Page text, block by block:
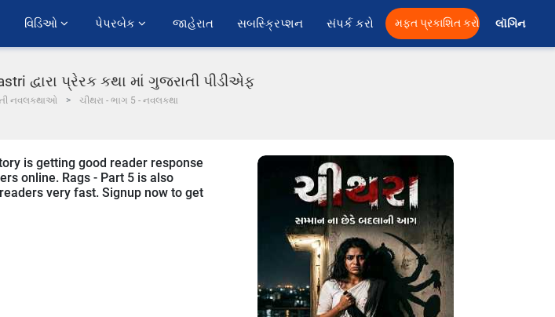
વિડિઓ પેપરબેક જાહેરાત સબસ્ક્રિપ્શન સંપર્ક કરો મફત પ્રકાશિત કરો લૉગિન
દ્વારા પ્રેરક કથા માં ગુજરાતી પીડીએફ
નવલકથાઓ ચીથરા - ભાગ 5 - નવલકથા
is getting good reader response
online. Rags - Part 5 is also
very fast. Signup now to get